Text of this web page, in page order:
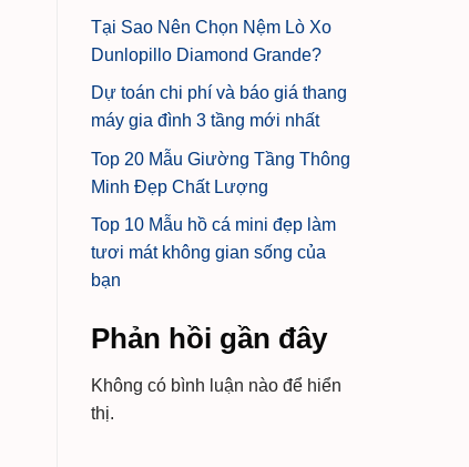
Tại Sao Nên Chọn Nệm Lò Xo
Dunlopillo Diamond Grande?
Dự toán chi phí và báo giá thang
máy gia đình 3 tầng mới nhất
Top 20 Mẫu Giường Tầng Thông
Minh Đẹp Chất Lượng
Top 10 Mẫu hồ cá mini đẹp làm
tươi mát không gian sống của
bạn
Phản hồi gần đây
Không có bình luận nào để hiển
thị.